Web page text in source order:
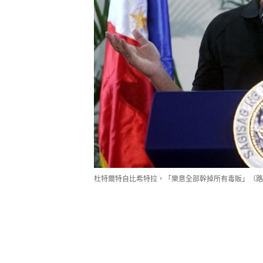
杜特爾特自比希特拉，「樂意全部幹掉所有毒販」（